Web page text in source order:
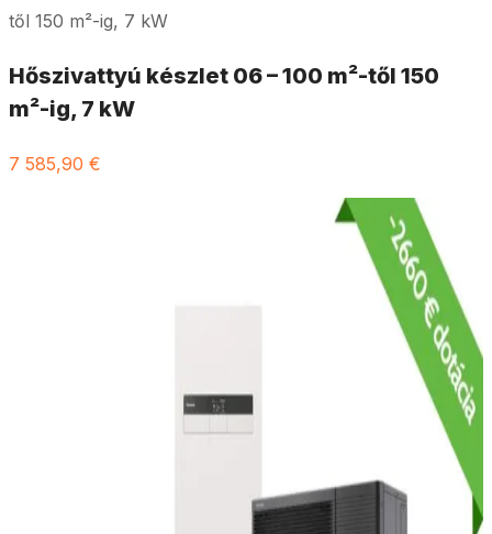
től 150 m²-ig, 7 kW
Hőszivattyú készlet 06 – 100 m²-től 150
m²-ig, 7 kW
7 585,90 €